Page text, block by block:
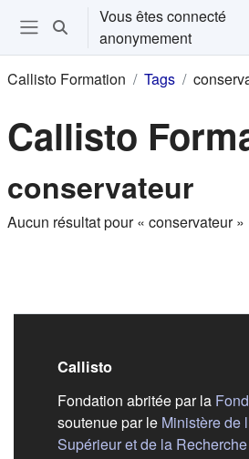
Passer au contenu principal
Ouvrir le menu de navigation
Activer/désactiver la saisie de
Vous êtes connecté
anonymement
Callisto Formation Tags
Callisto
conservateur
Aucun résultat pour « conservateur »
Callisto
Fondation abritée par la
soutenue par le Ministère de
Supérieur et de la Recherche